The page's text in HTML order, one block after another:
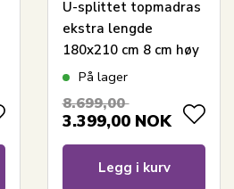
U-splittet topmadras
ekstra lengde
180x210 cm 8 cm høy
- NASA Memoryskum
topmadras - Borg
madrass
På lager
8.699,00
3.399,00 NOK
Legg i kurv